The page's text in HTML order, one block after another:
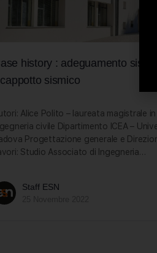
history : adeguamento
sismico
Alice Polito – laureata magistrale in
civile Dipartimento ICEA –
Progettazione generale e
Studio Associato di Ingegneria…
Staff ESN